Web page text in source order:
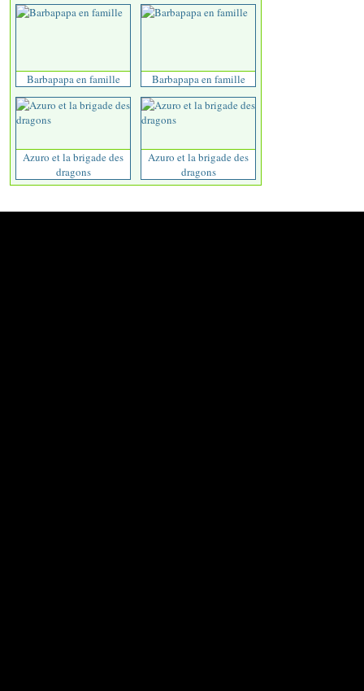
Barbapapa en famille Barbapapa en famille
Azuro et la brigade des
dragons
Azuro et la brigade des
dragons